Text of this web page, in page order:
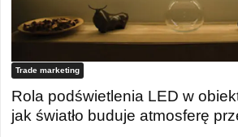
Trade marketing
Rola podświetlenia LED w
jak światło buduje atmosferę